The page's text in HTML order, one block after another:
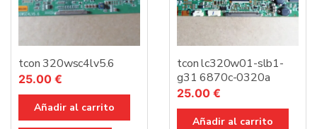
tcon 320wsc4lv5.6
25.00 €
Añadir al carrito
tcon lc320w01-slb1-
g31 6870c-0320a
25.00 €
Añadir al carrito